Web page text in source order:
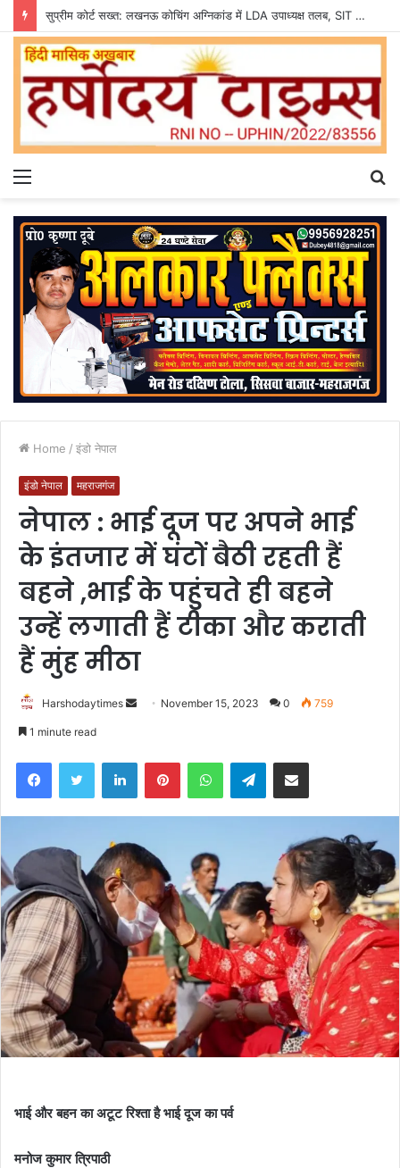
सुप्रीम कोर्ट सख्त: लखनऊ कोचिंग अग्निकांड में LDA उपाध्यक्ष तलब, SIT से मांगी सीलबंद रिपोर्ट
Menu
Home / इंडो नेपाल
इंडो नेपाल महराजगंज
नेपाल : भाई दूज पर अपने भाई
के इंतजार में घंटों बैठी रहती हैं
बहने ,भाई के पहुंचते ही बहने
उन्हें लगाती हैं टीका और कराती
हैं मुंह मीठा
Harshodaytimes
Send November 15, 2023 0 759
1 minute read
FacebookTwitter LinkedInPinterestWhatsAppTelegramShare via Email
भाई और बहन का अटूट रिश्ता है भाई दूज का पर्व
मनोज कुमार त्रिपाठी